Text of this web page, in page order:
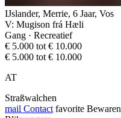
IJslander, Merrie, 6 Jaar, Vos
V: Mugison frá Hæli
Gang · Recreatief
€ 5.000 tot € 10.000
€ 5.000 tot € 10.000
AT
Straßwalchen
mail Contact favorite Bewaren